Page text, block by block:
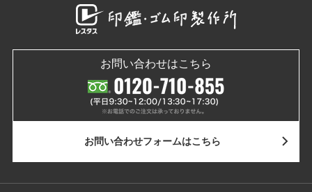
お問い合わせはこちら
お問い合わせフォームはこちら